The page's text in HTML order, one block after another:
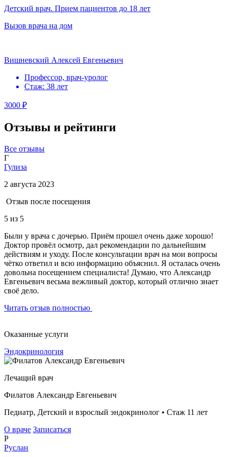
Детский врач. Прием пациентов до 18 лет
Вызов врача на дом
Вишневский Алексей Евгеньевич
Профессор, врач-уролог
Стаж: 38 лет
3000 ₽
Отзывы и рейтинги
Все отзывы
Г
Гулиза
2 августа 2023
Отзыв после посещения
5 из 5
Были у врача с дочерью. Приём прошел очень даже хорошо!
Доктор провёл осмотр, дал рекомендации по дальнейшим
действиям и уходу. После консультации врач на мои вопросы
чётко ответил и всю информацию объяснил. Я осталась очень
довольна посещением специалиста! Думаю, что Александр
Евгеньевич весьма вежливый доктор, который отлично знает
своё дело.
Читать отзыв полностью
Оказанные услуги
Эндокринология
Лечащий врач
Филатов Александр Евгеньевич
Педиатр, Детский и взрослый эндокринолог • Стаж 11 лет
О враче Записаться
Р
Руслан